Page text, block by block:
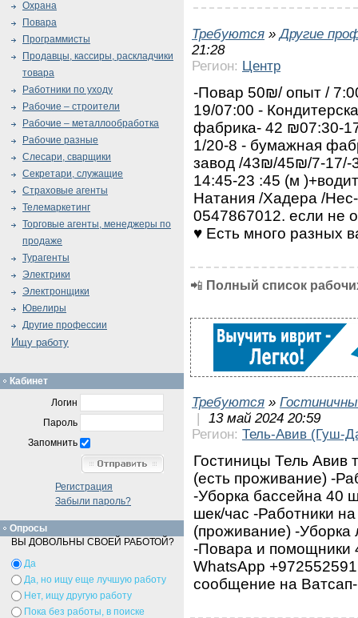
Требуются »Другие
21:28
Регион: Центр
-Повар 50₪/ опыт /
19/07:00 -
фабрика- 42 ₪07:30-
1/20-8 - бумажная
завод /43₪/45₪/7-17/-
14:45-23 :45 (м
Натания /Хадера /
0547867012. если не
♥️ Есть много разных
📲 Полный список
Требуются »
|
13 май 2024 20:59
Регион: Тель-Авив (Гуш-
Гостиницы Тель Авив
(есть проживание) -
-Уборка бассейна 40
шек/час -Работники
(проживание) -Уборка
-Повара и помощники
WhatsApp
сообщение на
Охрана
Повара
Программисты
Продавцы, кассиры, раскладчики
товара
Работники по уходу
Рабочие – строители
Рабочие – металлообработка
Рабочие разные
Слесари, сварщики
Секретари, служащие
Страховые агенты
Телемаркетинг
Торговые агенты, менеджеры по
продаже
Турагенты
Электрики
Электронщики
Ювелиры
Другие профессии
Ищу работу
Кабинет
Логин
Пароль
Запомнить
Регистрация
Забыли пароль?
Опросы
ВЫ ДОВОЛЬНЫ СВОЕЙ РАБОТОЙ?
Да
Да, но ищу еще лучшую работу
Нет, ищу другую работу
Пока без работы, в поиске